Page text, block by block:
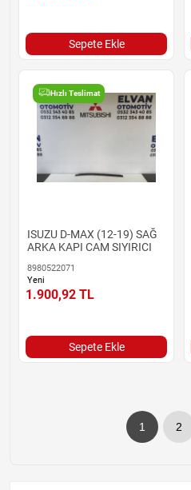
Sepete Ekle
Hızlı Teslimat
ISUZU D-MAX (12-19) SAĞ
ARKA KAPI CAM SIYIRICI
8980522071
Yeni
1.900,92 TL
Sepete Ekle
1 2